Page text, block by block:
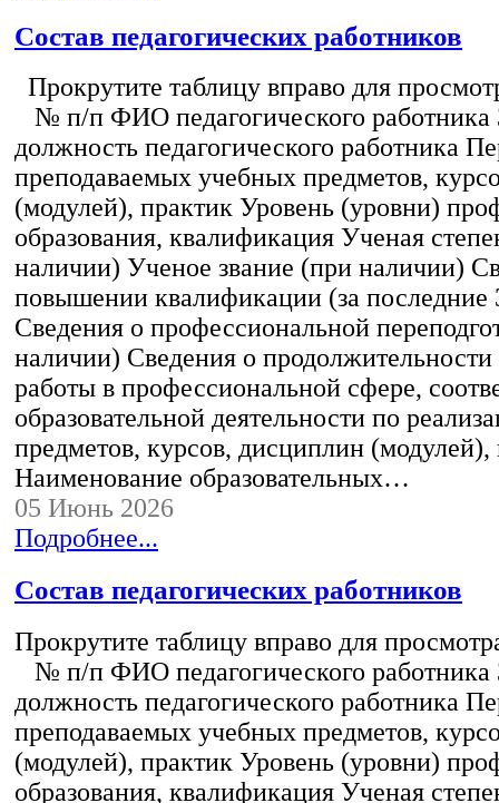
Состав педагогических работников
Прокрутите таблицу вправо для
№ п/п ФИО педагогического работника
должность педагогического работника
преподаваемых учебных предметов,
(модулей), практик Уровень (уровни)
образования, квалификация Ученая
наличии) Ученое звание (при наличии)
повышении квалификации (за последние
Сведения о профессиональной
наличии) Сведения о
работы в профессиональной сфере,
образовательной деятельности по
предметов, курсов, дисциплин (модулей),
Наименование образовательных…
05 Июнь 2026
Подробнее...
Состав педагогических работников
Прокрутите таблицу вправо для
№ п/п ФИО педагогического работника
должность педагогического работника
преподаваемых учебных предметов,
(модулей), практик Уровень (уровни)
образования, квалификация Ученая